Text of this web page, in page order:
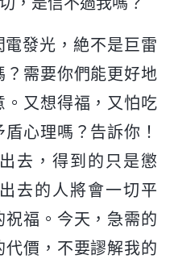
發光，絶不是巨雷
需要你們能更好地
又想得福，又怕吃
心理嗎？告訴你！
去，得到的只是懲
去的人將會一切平
福。今天，急需的
價，不要謬解我的